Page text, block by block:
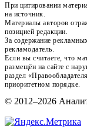
При цитировании
на источник.
Материалы авторов
позицией редакции.
За содержание
рекламодатель.
Если вы считаете, что
размещён на сайте с
раздел
приоритетном порядке.
© 2012–2026